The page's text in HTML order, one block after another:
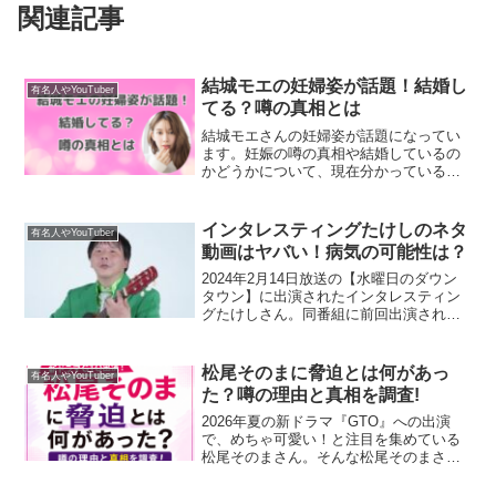
関連記事
有名人やYouTuber
結城モエの妊婦姿が話題！結婚し
てる？噂の真相とは
結城モエさんの妊婦姿が話題になってい
ます。妊娠の噂の真相や結婚しているの
かどうかについて、現在分かっている情
有名人やYouTuber
インタレスティングたけしのネタ
動画はヤバい！病気の可能性は？
2024年2月14日放送の【水曜日のダウン
タウン】に出演されたインタレスティン
グたけしさん。同番組に前回出演された
今回の【水曜日のダウンタウン】では、
このインタレスティ...
有名人やYouTuber
松尾そのまに脅迫とは何があっ
た？噂の理由と真相を調査!
2026年夏の新ドラマ『GTO』への出演
で、めちゃ可愛い！と注目を集めている
松尾そのまさん。そんな松尾そのまさん